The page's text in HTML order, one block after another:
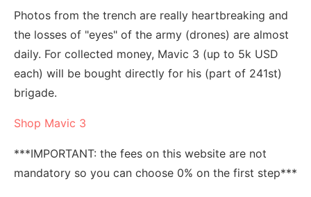
Photos from the trench are really heartbreaking and
the losses of "eyes" of the army (drones) are almost
daily. For collected money, Mavic 3 (up to 5k USD
each) will be bought directly for his (part of 241st)
brigade.
Shop Mavic 3
***IMPORTANT: the fees on this website are not
mandatory so you can choose 0% on the first step***